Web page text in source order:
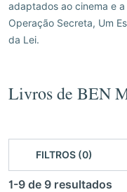
adaptados ao cinema e
Operação Secreta, Um
da Lei.
Livros de BEN
FILTROS (0)
1-9 de 9 resultados